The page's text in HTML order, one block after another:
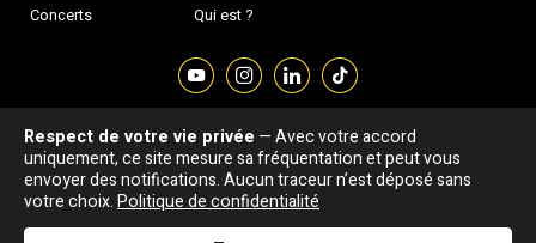
Concerts
Qui est ?
Association "Parler d'sa vie" © Depuis 1997 - Tous droits réservés |
Signaler une erreur |Confidentialité|Gestion des cookies|Dernière
mise à jour : 05/08/2026
Respect de votre vie privée — Avec votre accord
uniquement, ce site mesure sa fréquentation et peut vous
envoyer des notifications. Aucun traceur n’est déposé sans
votre choix.Politique de confidentialité